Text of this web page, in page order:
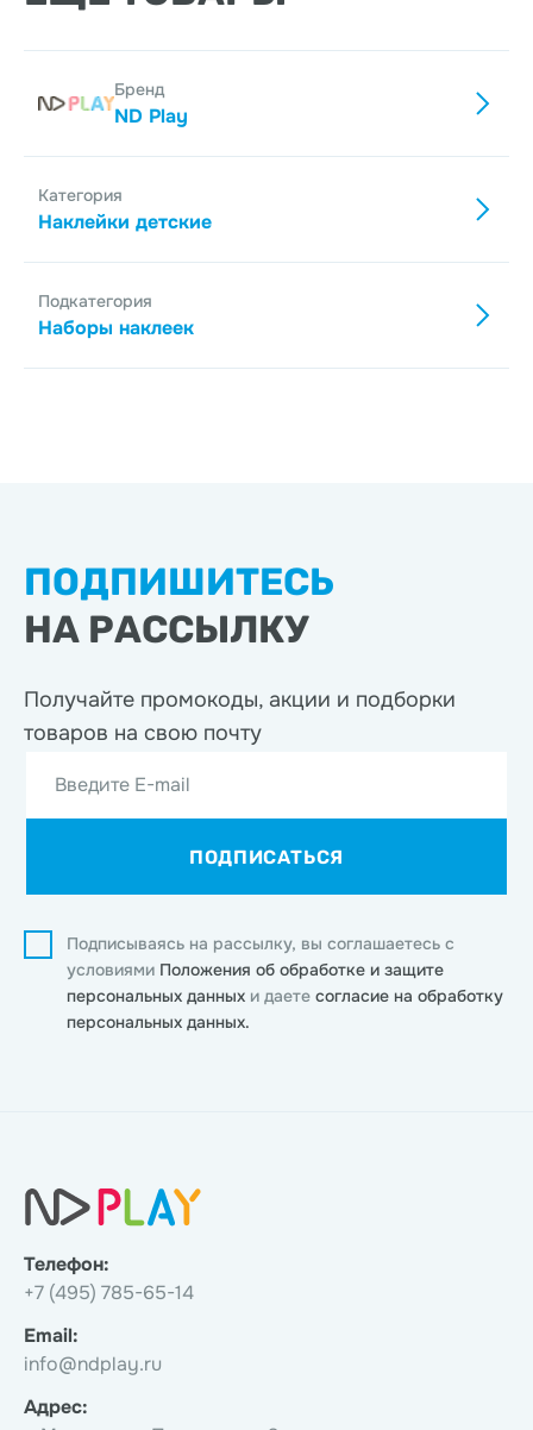
Бренд
ND Play
Категория
Наклейки детские
Подкатегория
Наборы наклеек
ПОДПИШИТЕСЬ
НА РАССЫЛКУ
Получайте промокоды, акции и подборки
товаров на свою почту
Введите E-mail
ПОДПИСАТЬСЯ
Подписываясь на рассылку, вы соглашаетесь с
условиями Положения об обработке и защите
персональных данных и даете согласие на обработку
персональных данных.
Телефон:
+7 (495) 785-65-14
Email:
info@ndplay.ru
Адрес: